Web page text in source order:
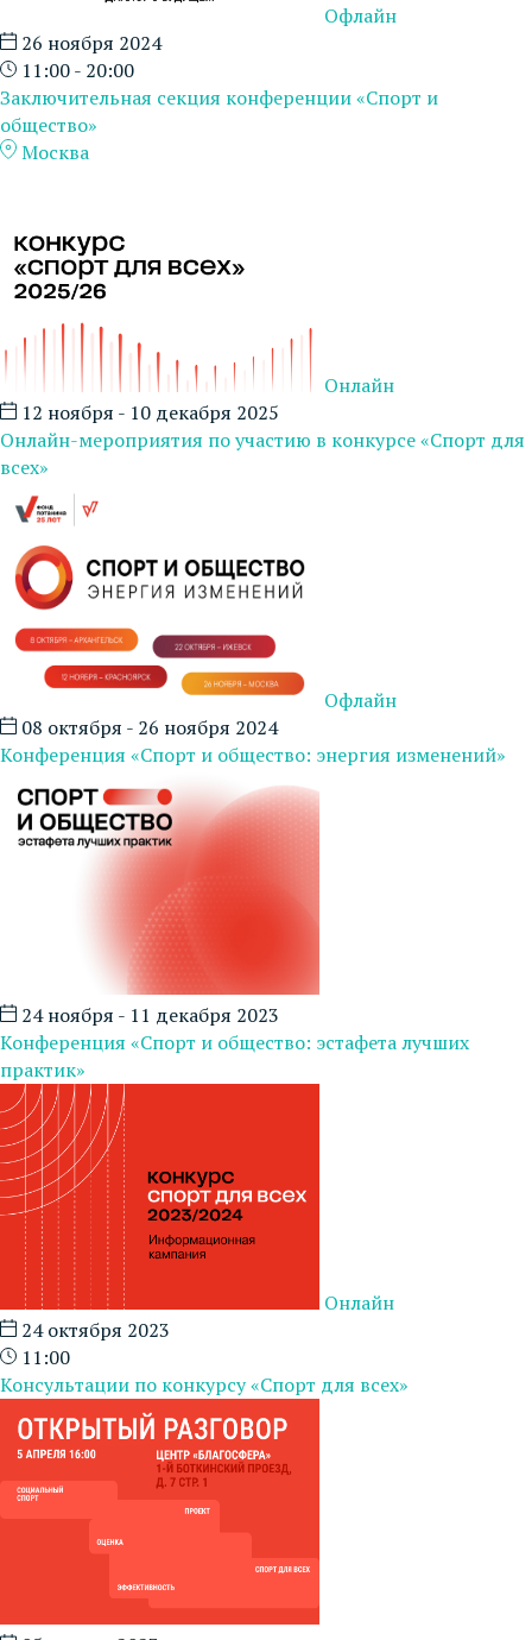
Офлайн
26 ноября 2024
11:00 - 20:00
Заключительная секция конференции «Спорт и
общество»
Москва
Онлайн
12 ноября - 10 декабря 2025
Онлайн-мероприятия по участию в конкурсе «Спорт для
всех»
Офлайн
08 октября - 26 ноября 2024
Конференция «Спорт и общество: энергия изменений»
24 ноября - 11 декабря 2023
Конференция «Спорт и общество: эстафета лучших
практик»
Онлайн
24 октября 2023
11:00
Консультации по конкурсу «Спорт для всех»